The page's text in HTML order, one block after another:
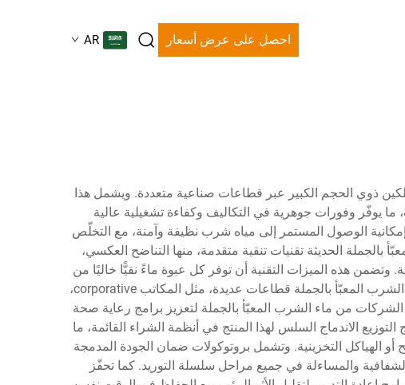
احصل على عرض أسعار AR
ذوي الحجم الكبير عبر قطاعات صناعية متعددة. ويشمل هذا
ما يوفّر وفورات جوهرية في التكاليف وكفاءة تشغيلية عالية
الوصول المستمر إلى مياه شرب نظيفة وآمنة، مع التخلّص
بالجملة الحديثة تقنيات تنقية متقدمة، منها التناضح العكسي،
وتضمن هذه الميزات التقنية أن توفر كل عبوة ماءً نقيًّا خاليًا من
الملوثات، وبنكهة مثلى ومحتوى معدني مُحسَّن يتوافق مع تفضيلات المستهلكين المحددة. وتشمل مجالات استخدام ماء الشرب المعبّأ بالجملة قطاعات عديدة، مثل المكاتب corporative،
من ماء الشرب المعبّأ بالجملة لتعزيز برامج رعاية صحة
الاندماج السلس لهذا المنتج في أنظمة الشراء القائمة، ما
الهياكل التخزينية. وتشمل بروتوكولات ضمان الجودة المدمجة
والمساءلة في جميع مراحل سلسلة التوريد. كما تحفّز